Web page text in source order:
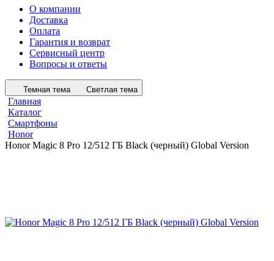
О компании
Доставка
Оплата
Гарантия и возврат
Сервисный центр
Вопросы и ответы
Темная тема Светлая тема
Главная
Каталог
Смартфоны
Honor
Honor Magic 8 Pro 12/512 ГБ Black (черный) Global Version